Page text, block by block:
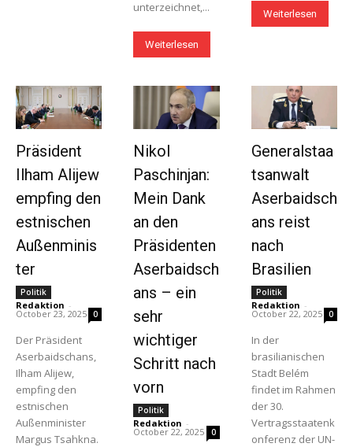
unterzeichnet,...
Weiterlesen
Weiterlesen
Präsident
Ilham Alijew
empfing den
estnischen
Außenminis
ter
Politik
Redaktion -
October 23, 2025 0
Der Präsident
Aserbaidschans,
Ilham Alijew,
empfing den
estnischen
Außenminister
Margus Tsahkna.
Nikol
Paschinjan:
Mein Dank
an den
Präsidenten
Aserbaidsch
ans – ein
sehr
wichtiger
Schritt nach
vorn
Politik
Redaktion -
October 22, 2025 0
Generalstaa
tsanwalt
Aserbaidsch
ans reist
nach
Brasilien
Politik
Redaktion -
October 22, 2025 0
In der
brasilianischen
Stadt Belém
findet im Rahmen
der 30.
Vertragsstaatenk
onferenz der UN-